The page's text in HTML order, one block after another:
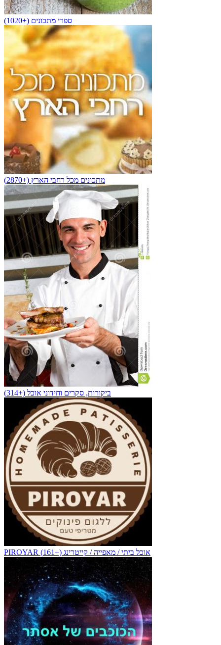
ספרי מתכונים (+1020)
מתכונים מכל רחבי הארץ (+2870)
ביקורות, סקרים וחידוני אוכל (+314)
PIROYAR אוכל ביתי / מאפייה / קייטרינג (+161)